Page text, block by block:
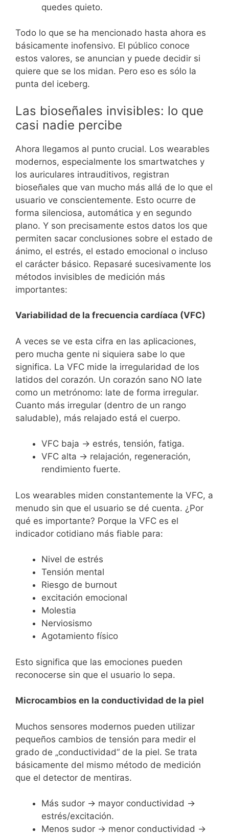
quedes quieto.
Todo lo que se ha mencionado hasta ahora es
básicamente inofensivo. El público conoce
estos valores, se anuncian y puede decidir si
quiere que se los midan. Pero eso es sólo la
punta del iceberg.
Las bioseñales invisibles: lo que
casi nadie percibe
Ahora llegamos al punto crucial. Los wearables
modernos, especialmente los smartwatches y
los auriculares intrauditivos, registran
bioseñales que van mucho más allá de lo que el
usuario ve conscientemente. Esto ocurre de
forma silenciosa, automática y en segundo
plano. Y son precisamente estos datos los que
permiten sacar conclusiones sobre el estado de
ánimo, el estrés, el estado emocional o incluso
el carácter básico. Repasaré sucesivamente los
métodos invisibles de medición más
importantes:
Variabilidad de la frecuencia cardíaca (VFC)
A veces se ve esta cifra en las aplicaciones,
pero mucha gente ni siquiera sabe lo que
significa. La VFC mide la irregularidad de los
latidos del corazón. Un corazón sano NO late
como un metrónomo: late de forma irregular.
Cuanto más irregular (dentro de un rango
saludable), más relajado está el cuerpo.
VFC baja → estrés, tensión, fatiga.
VFC alta → relajación, regeneración,
rendimiento fuerte.
Los wearables miden constantemente la VFC, a
menudo sin que el usuario se dé cuenta. ¿Por
qué es importante? Porque la VFC es el
indicador cotidiano más fiable para:
Nivel de estrés
Tensión mental
Riesgo de burnout
excitación emocional
Molestia
Nerviosismo
Agotamiento físico
Esto significa que las emociones pueden
reconocerse sin que el usuario lo sepa.
Microcambios en la conductividad de la piel
Muchos sensores modernos pueden utilizar
pequeños cambios de tensión para medir el
grado de „conductividad“ de la piel. Se trata
básicamente del mismo método de medición
que el detector de mentiras.
Más sudor → mayor conductividad →
estrés/excitación.
Menos sudor → menor conductividad →